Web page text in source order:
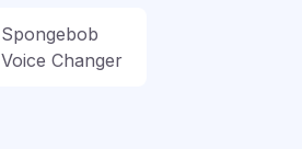
Spongebob
Voice Changer